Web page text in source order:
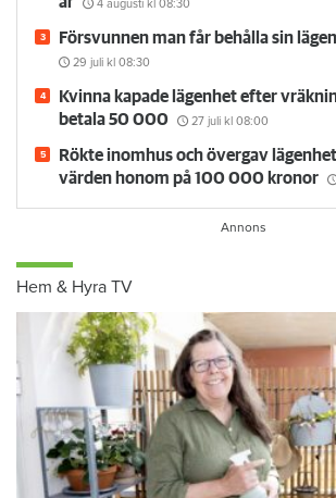
4 augusti kl 08:30
Försvunnen man får behålla sin
29 juli kl 08:30
Kvinna kapade lägenhet efter
betala 50 000
27 juli kl 08:00
Rökte inomhus och övergav
värden honom på 100 000 kronor
Hem & Hyra TV